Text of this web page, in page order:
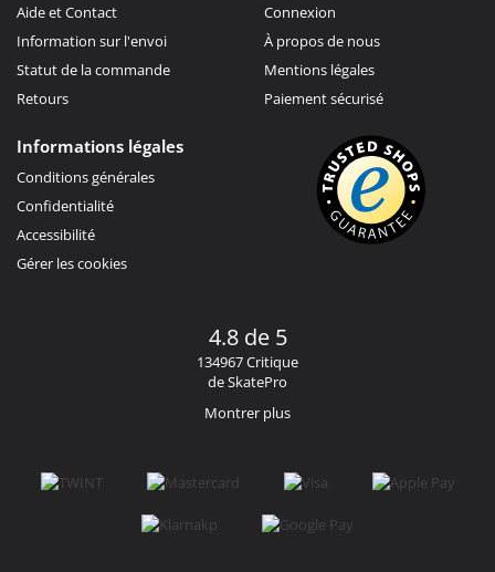
Aide et Contact
Information sur l'envoi
Statut de la commande
Retours
Connexion
À propos de nous
Mentions légales
Paiement sécurisé
Informations légales
Conditions générales
Confidentialité
Accessibilité
Gérer les cookies
4.8 de 5
134967 Critique
de SkatePro
Montrer plus